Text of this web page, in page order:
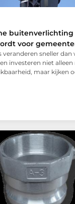
buitenverlichting
voor
sneller dan
investeren niet alleen
maar kijken